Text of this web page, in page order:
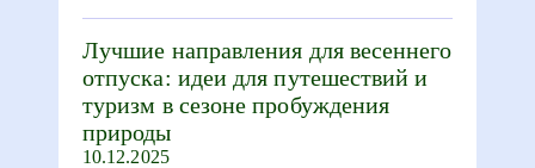
Лучшие направления для весеннего
отпуска: идеи для путешествий и
туризм в сезоне пробуждения
природы
10.12.2025